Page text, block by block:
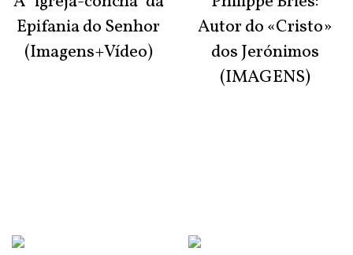
Epifania do Senhor
(Imagens+Vídeo)
Autor do «Cristo»
dos Jerónimos
(IMAGENS)